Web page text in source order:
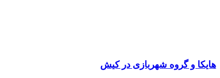
هایکا و گروه شهربازی در کیش